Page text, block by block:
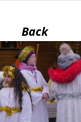
Back